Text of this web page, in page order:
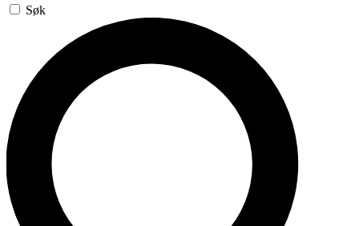
Søk